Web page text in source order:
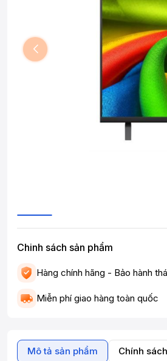
Chinh sách sản phẩm
Hàng chính hãng - Bảo hành
Miễn phí giao hàng toàn quốc
Mô tả sản phẩm Chính